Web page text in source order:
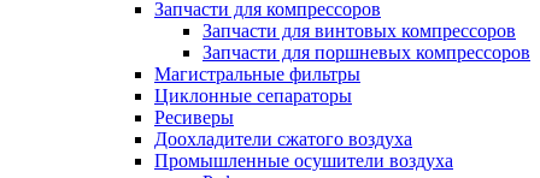
Запчасти для компрессоров
Запчасти для винтовых компрессоров
Запчасти для поршневых компрессоров
Магистральные фильтры
Циклонные сепараторы
Ресиверы
Доохладители сжатого воздуха
Промышленные осушители воздуха